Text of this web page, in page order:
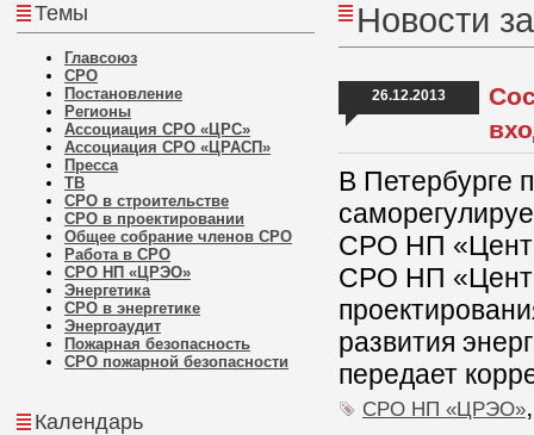
Темы
Главсоюз
СРО
Постановление
Регионы
Ассоциация СРО «ЦРС»
Ассоциация СРО «ЦРАСП»
Пресса
ТВ
СРО в строительстве
СРО в проектировании
Общее собрание членов СРО
Работа в СРО
СРО НП «ЦРЭО»
Энергетика
СРО в энергетике
Энергоаудит
Пожарная безопасность
СРО пожарной безопасности
Календарь
Новости
26.12.2013
В Петербурге
СРО НП
СРО НП «Центр
развития
передает
СРО НП «ЦРЭО»